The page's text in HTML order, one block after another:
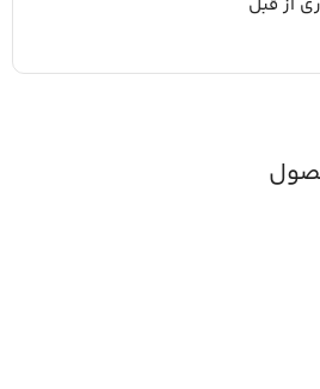
از قبل